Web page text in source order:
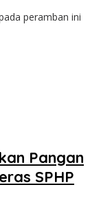
peramban ini
Pangan
SPHP